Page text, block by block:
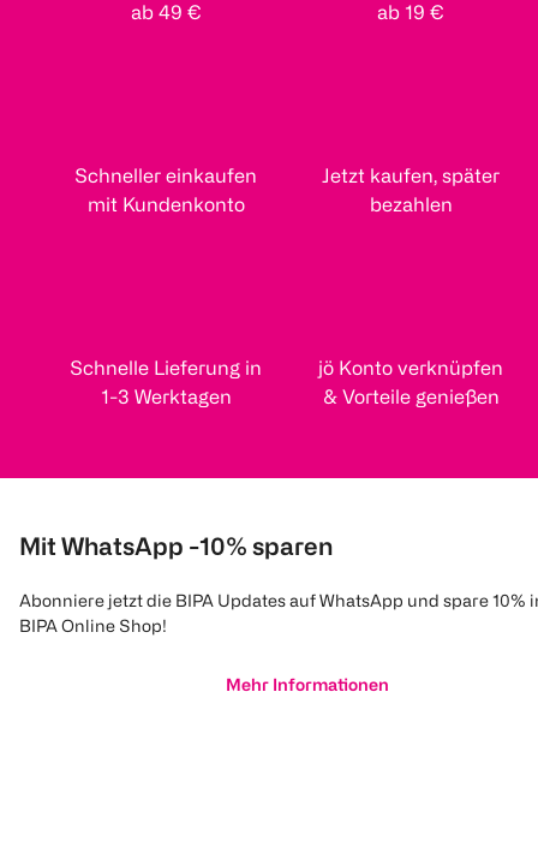
ab 49 €
ab 19 €
Schneller einkaufen
mit Kundenkonto
Jetzt kaufen, später
bezahlen
Schnelle Lieferung in
1-3 Werktagen
jö Konto verknüpfen
& Vorteile genießen
Mit WhatsApp -10% sparen
Abonniere jetzt die BIPA Updates auf WhatsApp und spare 10%
BIPA Online Shop!
Mehr Informationen